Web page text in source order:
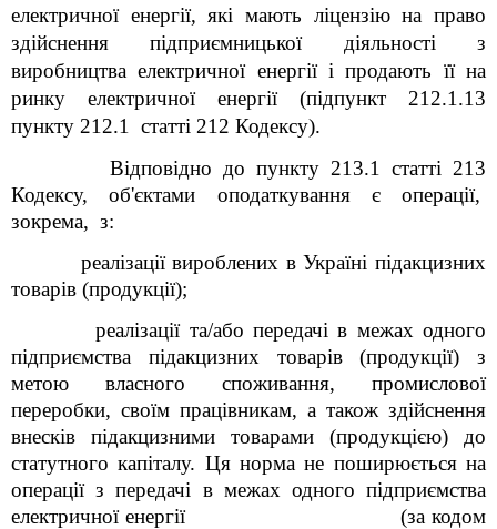
електричної енергії, які мають ліцензію на право
здійснення підприємницької діяльності з
виробництва електричної енергії і продають її на
ринку електричної енергії (підпункт 212.1.13
пункту 212.1 статті 212 Кодексу).
Відповідно до пункту 213.1 статті 213
Кодексу, об'єктами оподаткування є операції,
зокрема, з:
реалізації вироблених в Україні підакцизних
товарів (продукції);
реалізації та/або передачі в межах одного
підприємства підакцизних товарів (продукції) з
метою власного споживання, промислової
переробки, своїм працівникам, а також здійснення
внесків підакцизними товарами (продукцією) до
статутного капіталу. Ця норма не поширюється на
операції з передачі в межах одного підприємства
електричної енергії (за кодом